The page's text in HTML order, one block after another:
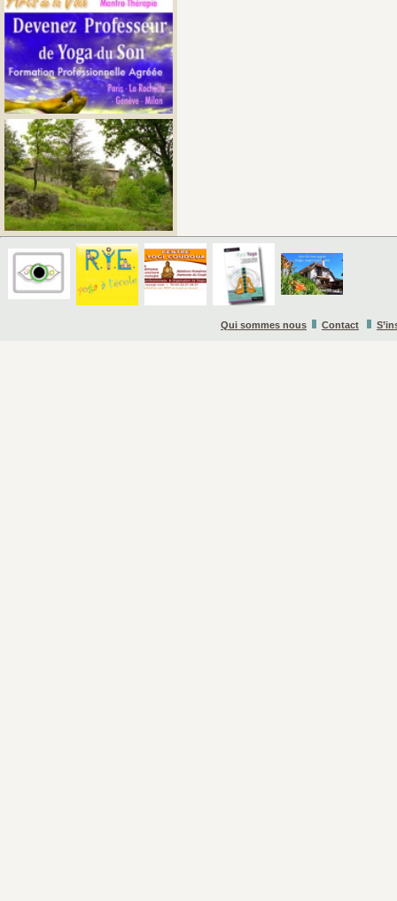
Qui sommes nous Contact